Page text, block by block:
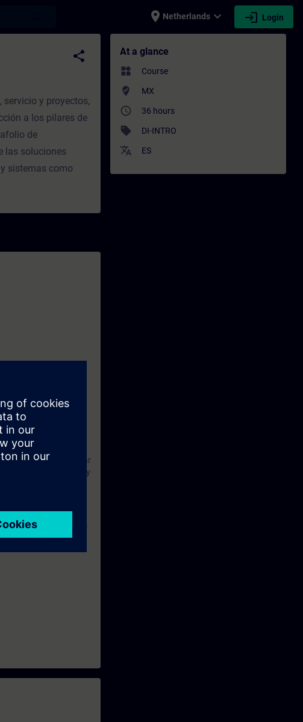
place Netherlands expand_more login Login
- Professional development | SITRAIN
share
y proyectos,
a los pilares de
de
las soluciones
sistemas como
con el fin de valorar
de integración y
entre diversos
At a glance
widgets Course
where_to_vote MX
access_time 36 hours
sell DI-INTRO
translate ES